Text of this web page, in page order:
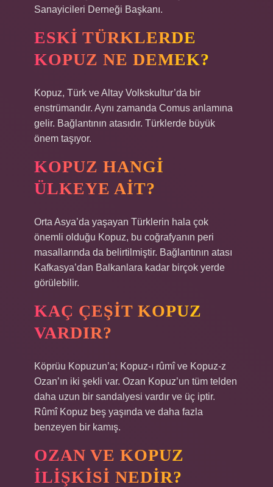
Sanayicileri Derneği Başkanı.
ESKI TÜRKLERDE
KOPUZ NE DEMEK?
Kopuz, Türk ve Altay Volkskultur’da bir
enstrümandır. Aynı zamanda Comus anlamına
gelir. Bağlantının atasıdır. Türklerde büyük
önem taşıyor.
KOPUZ HANGI
ÜLKEYE AIT?
Orta Asya’da yaşayan Türklerin hala çok
önemli olduğu Kopuz, bu coğrafyanın peri
masallarında da belirtilmiştir. Bağlantının atası
Kafkasya’dan Balkanlara kadar birçok yerde
görülebilir.
KAÇ ÇEŞIT KOPUZ
VARDIR?
Köprüu Kopuzun’a; Kopuz-ı rûmî ve Kopuz-z
Ozan’ın iki şekli var. Ozan Kopuz’un tüm telden
daha uzun bir sandalyesi vardır ve üç iptir.
Rûmî Kopuz beş yaşında ve daha fazla
benzeyen bir kamış.
OZAN VE KOPUZ
ILIŞKISI NEDIR?